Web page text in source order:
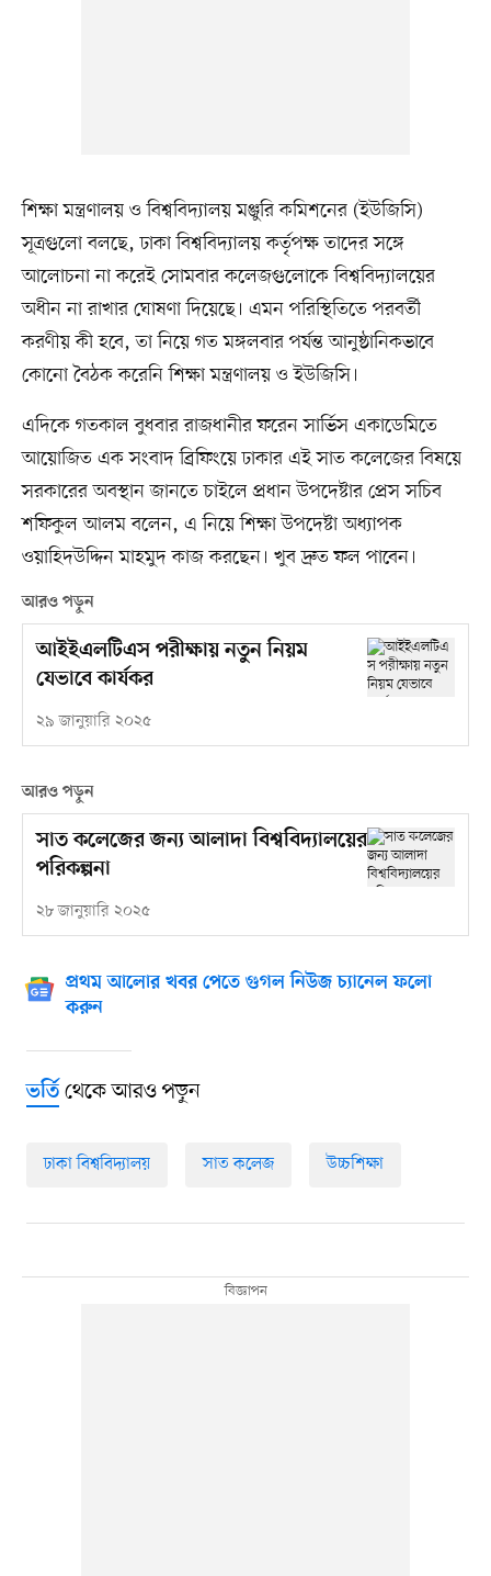
শিক্ষা মন্ত্রণালয় ও বিশ্ববিদ্যালয় মঞ্জুরি কমিশনের (ইউজিসি)
সূত্রগুলো বলছে, ঢাকা বিশ্ববিদ্যালয় কর্তৃপক্ষ তাদের সঙ্গে
আলোচনা না করেই সোমবার কলেজগুলোকে বিশ্ববিদ্যালয়ের
অধীন না রাখার ঘোষণা দিয়েছে। এমন পরিস্থিতিতে পরবর্তী
করণীয় কী হবে, তা নিয়ে গত মঙ্গলবার পর্যন্ত আনুষ্ঠানিকভাবে
কোনো বৈঠক করেনি শিক্ষা মন্ত্রণালয় ও ইউজিসি।
এদিকে গতকাল বুধবার রাজধানীর ফরেন সার্ভিস একাডেমিতে
আয়োজিত এক সংবাদ ব্রিফিংয়ে ঢাকার এই সাত কলেজের বিষয়ে
সরকারের অবস্থান জানতে চাইলে প্রধান উপদেষ্টার প্রেস সচিব
শফিকুল আলম বলেন, এ নিয়ে শিক্ষা উপদেষ্টা অধ্যাপক
ওয়াহিদউদ্দিন মাহমুদ কাজ করছেন। খুব দ্রুত ফল পাবেন।
আরও পড়ুন
আইইএলটিএস পরীক্ষায় নতুন নিয়ম
যেভাবে কার্যকর
২৯ জানুয়ারি ২০২৫
আরও পড়ুন
সাত কলেজের জন্য আলাদা বিশ্ববিদ্যালয়ের
পরিকল্পনা
২৮ জানুয়ারি ২০২৫
প্রথম আলোর খবর পেতে গুগল নিউজ চ্যানেল ফলো
করুন
ভর্তিথেকে আরও পড়ুন
ঢাকা বিশ্ববিদ্যালয় সাত কলেজ উচ্চশিক্ষা